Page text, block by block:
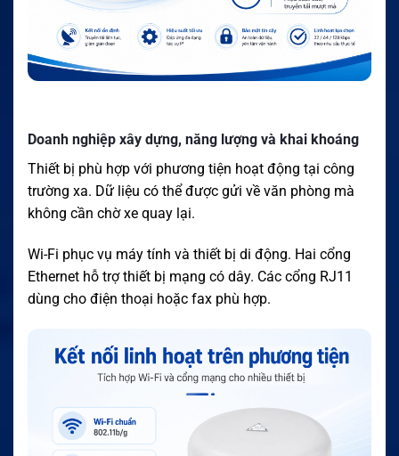
Doanh nghiệp xây dựng, năng lượng và khai khoáng
Thiết bị phù hợp với phương tiện hoạt động tại công
trường xa. Dữ liệu có thể được gửi về văn phòng mà
không cần chờ xe quay lại.
Wi-Fi phục vụ máy tính và thiết bị di động. Hai cổng
Ethernet hỗ trợ thiết bị mạng có dây. Các cổng RJ11
dùng cho điện thoại hoặc fax phù hợp.